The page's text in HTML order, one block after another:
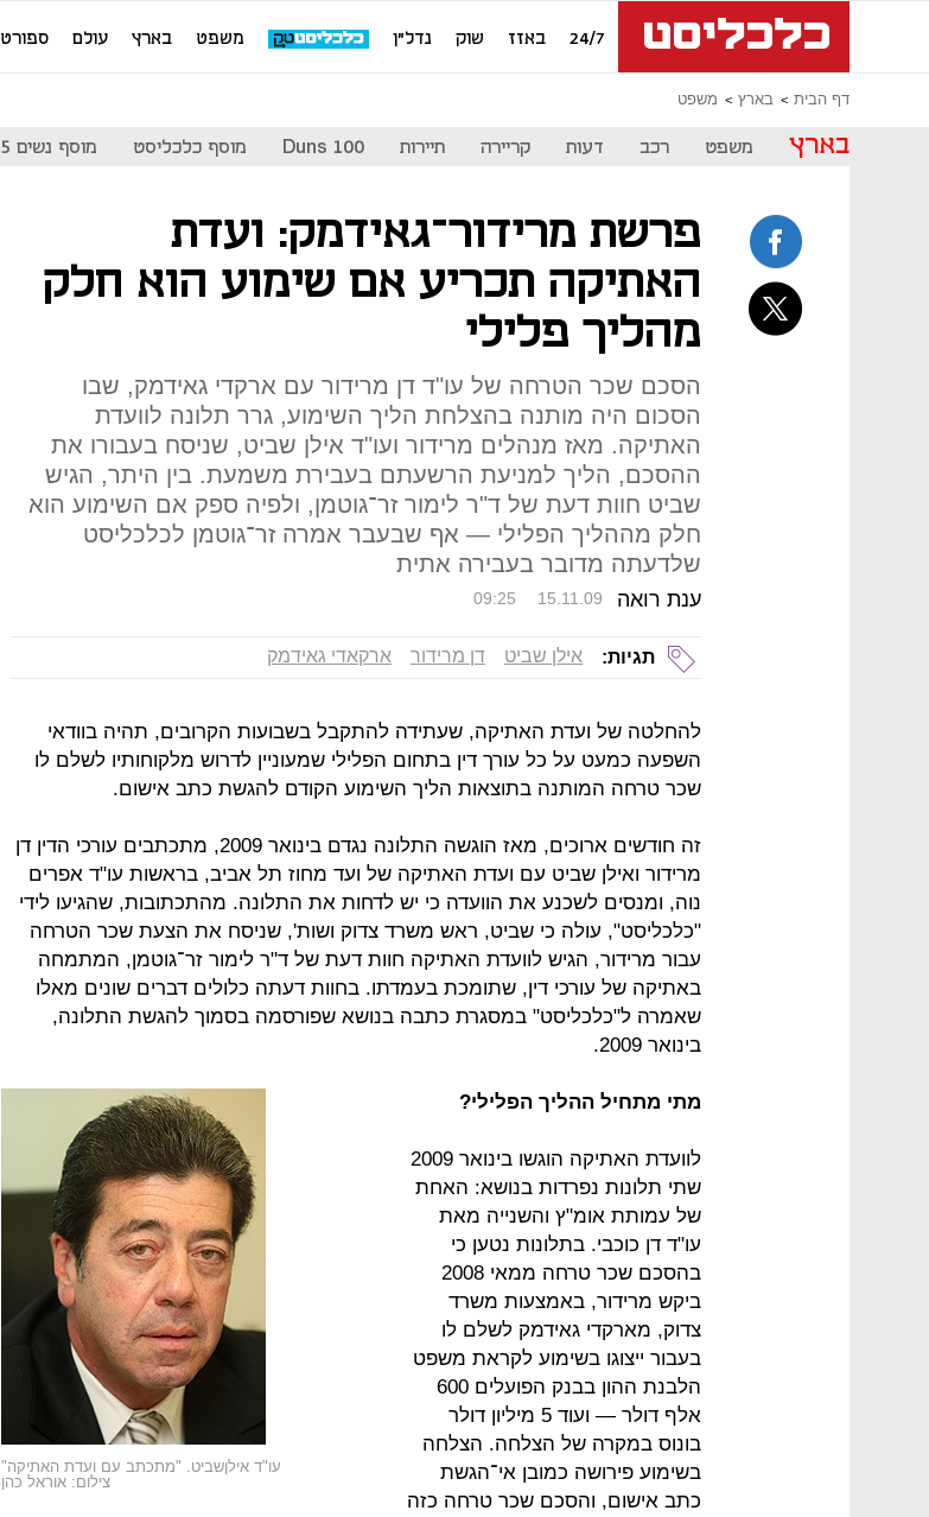
24/7 באזז שוק נדל"ן משפט בארץ עולם ספורט
דף הבית בארץ משפט
בארץ משפט רכב דעות קריירה תיירות Duns 100 מוסף כלכליסט מוסף נשים 2025
פרשת מרידור־גאידמק: ועדת
האתיקה תכריע אם שימוע הוא חלק
מהליך פלילי
הסכם שכר הטרחה של עו"ד דן מרידור עם ארקדי גאידמק, שבו
הסכום היה מותנה בהצלחת הליך השימוע, גרר תלונה לוועדת
האתיקה. מאז מנהלים מרידור ועו"ד אילן שביט, שניסח בעבורו את
ההסכם, הליך למניעת הרשעתם בעבירת משמעת. בין היתר, הגיש
שביט חוות דעת של ד"ר לימור זר־גוטמן, ולפיה ספק אם השימוע הוא
חלק מההליך הפלילי — אף שבעבר אמרה זר־גוטמן לכלכליסט
שלדעתה מדובר בעבירה אתית
ענת רואה 09:25 15.11.09
תגיות: אילן שביט דן מרידור ארקאדי גאידמק
להחלטה של ועדת האתיקה, שעתידה להתקבל בשבועות הקרובים, תהיה בוודאי
השפעה כמעט על כל עורך דין בתחום הפלילי שמעוניין לדרוש מלקוחותיו לשלם לו
שכר טרחה המותנה בתוצאות הליך השימוע הקודם להגשת כתב אישום.
זה חודשים ארוכים, מאז הוגשה התלונה נגדם בינואר 2009, מתכתבים עורכי הדין דן
מרידור ואילן שביט עם ועדת האתיקה של ועד מחוז תל אביב, בראשות עו"ד אפרים
נוה, ומנסים לשכנע את הוועדה כי יש לדחות את התלונה. מהתכתובות, שהגיעו לידי
"כלכליסט", עולה כי שביט, ראש משרד צדוק ושות', שניסח את הצעת שכר הטרחה
עבור מרידור, הגיש לוועדת האתיקה חוות דעת של ד"ר לימור זר־גוטמן, המתמחה
באתיקה של עורכי דין, שתומכת בעמדתו. בחוות דעתה כלולים דברים שונים מאלו
שאמרה ל"כלכליסט" במסגרת כתבה בנושא שפורסמה בסמוך להגשת התלונה,
בינואר 2009.
עו"ד אילןשביט. "מתכתב עם ועדת האתיקה"
צילום: אוראל כהן
מתי מתחיל ההליך הפלילי?
לוועדת האתיקה הוגשו בינואר 2009
שתי תלונות נפרדות בנושא: האחת
של עמותת אומ"ץ והשנייה מאת
עו"ד דן כוכבי. בתלונות נטען כי
בהסכם שכר טרחה ממאי 2008
ביקש מרידור, באמצעות משרד
צדוק, מארקדי גאידמק לשלם לו
בעבור ייצוגו בשימוע לקראת משפט
הלבנת ההון בבנק הפועלים 600
אלף דולר — ועוד 5 מיליון דולר
בונוס במקרה של הצלחה. הצלחה
בשימוע פירושה כמובן אי־הגשת
כתב אישום, והסכם שכר טרחה כזה